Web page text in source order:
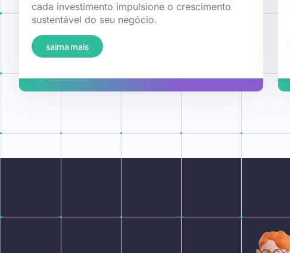
cada investimento impulsione o crescimento
sustentável do seu negócio.
saima mais